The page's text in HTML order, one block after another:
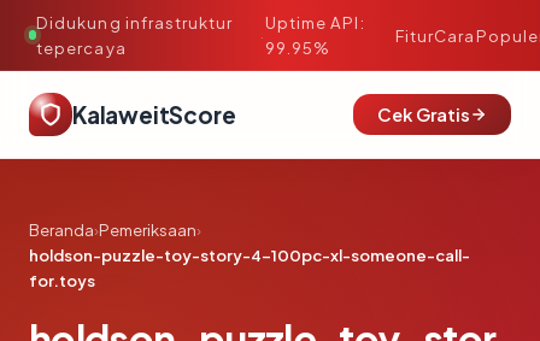
Didukung infrastruktur
tepercaya
·
Uptime API:
99.95%
FiturCara
KalaweitScore Cek Gratis
Beranda›Pemeriksaan›
holdson-puzzle-toy-story-4-100pc-xl-someone-call-
for.toys